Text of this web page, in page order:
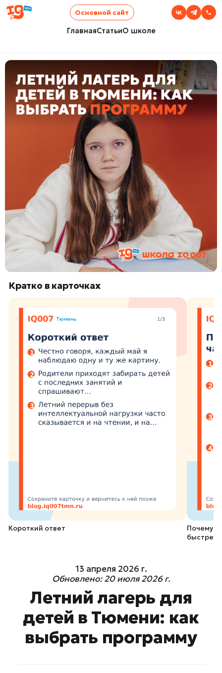
ГлавнаяСтатьиО школе
Основной сайт
Кратко в карточках
Короткий ответ
Почему
быстрее
13 апреля 2026 г.
Обновлено:20 июля 2026 г.
Летний лагерь для
детей в Тюмени: как
выбрать программу